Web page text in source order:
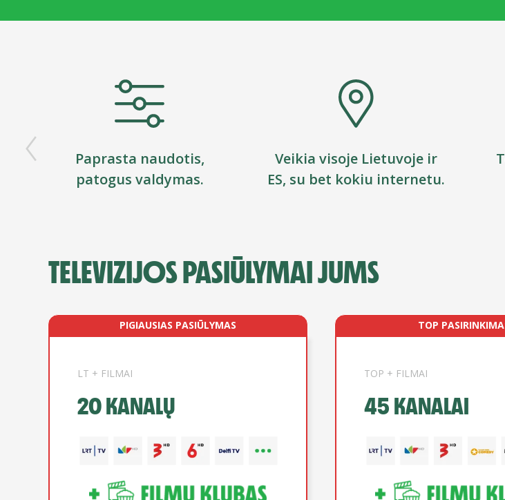
Paprasta naudotis,
patogus valdymas.
Veikia visoje Lietuvoje ir
ES, su bet kokiu internetu.
TELEVIZIJOS PASIŪLYMAI JUMS
PIGIAUSIAS PASIŪLYMAS
LT + FILMAI
20 KANALŲ
TOP
TOP + FILMAI
45 KANALAI